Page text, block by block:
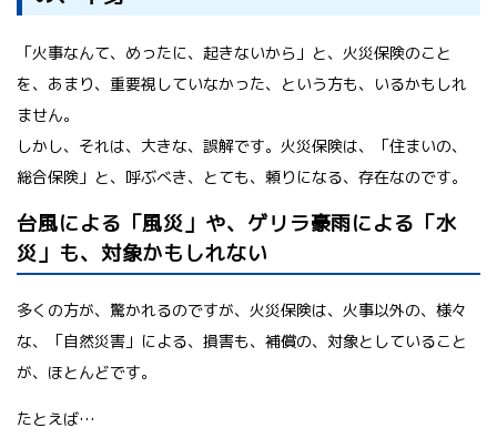
「火事なんて、めったに、起きないから」と、火災保険のこと
を、あまり、重要視していなかった、という方も、いるかもしれ
ません。
しかし、それは、大きな、誤解です。火災保険は、「住まいの、
総合保険」と、呼ぶべき、とても、頼りになる、存在なのです。
台風による「風災」や、ゲリラ豪雨による「水
災」も、対象かもしれない
多くの方が、驚かれるのですが、火災保険は、火事以外の、様々
な、「自然災害」による、損害も、補償の、対象としていること
が、ほとんどです。
たとえば…